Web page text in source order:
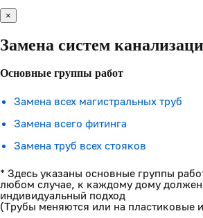
×
Замена систем
Основные группы работ
Замена всех магистральных труб
Замена всего фитинга
Замена труб всех стояков
* Здесь указаны основные группы
любом случае, к каждому дому
индивидуальный подход
(Трубы меняются или на пластиковые